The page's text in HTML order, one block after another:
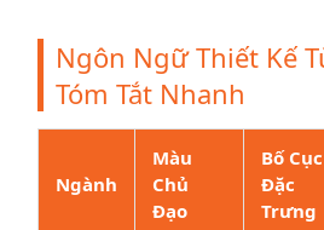
Ngôn Ngữ Thiết Kế
Tóm Tắt Nhanh
Ngành
Màu
Chủ
Đạo
Bố Cục
Đặc
Trưng